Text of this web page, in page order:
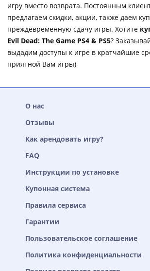
игру вместо возврата. Постоянным
предлагаем скидки, акции, также даем
преждевременную сдачу игры. Хотите
Evil Dead: The Game PS4 & PS5?
выдадим доступы к игре в кратчайшие
приятной Вам игры)
О нас
Отзывы
Как арендовать игру?
FAQ
Инструкции по установке
Купонная система
Правила сервиса
Гарантии
Пользовательское соглашение
Политика конфиденциальности